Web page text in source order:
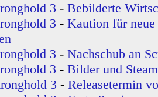
3 - Bebilderte
3 - Kaution für
3 - Nachschub an
3 - Bilder und Steam
3 - Releasetermin